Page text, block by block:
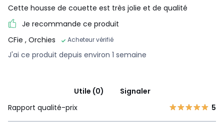
Cette housse de couette est très jolie et de qualité
Je recommande ce produit
CFie , Orchies Acheteur vérifié
J'ai ce produit depuis environ 1 semaine
Utile (0)
Signaler
Rapport qualité-prix
5